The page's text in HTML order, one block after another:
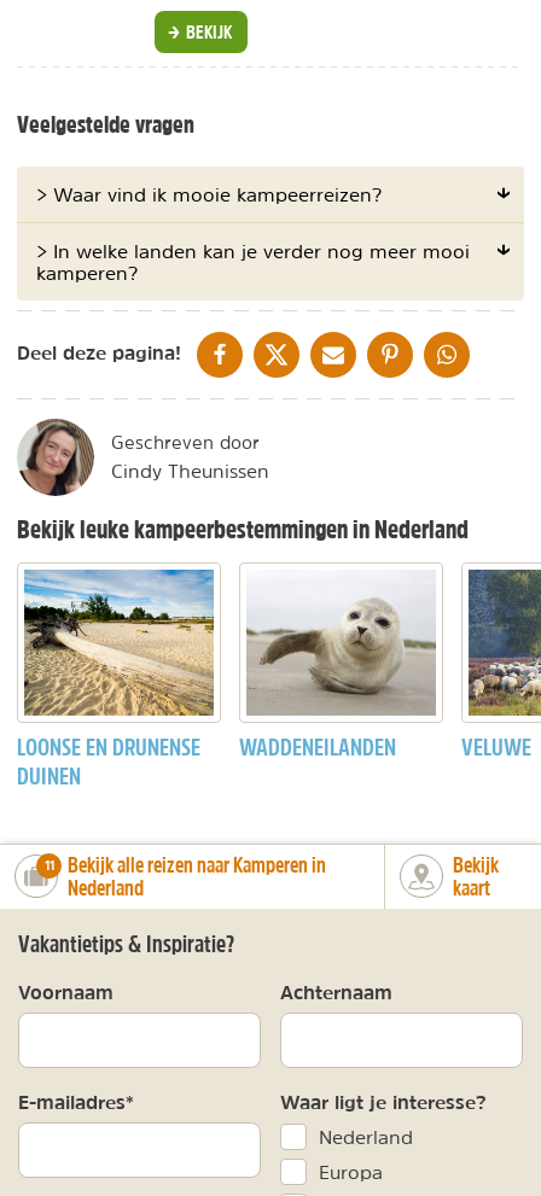
BEKIJK
Veelgestelde vragen
> Waar vind ik mooie kampeerreizen?
> In welke landen kan je verder nog meer mooi
kamperen?
Deel deze pagina! DELEN OP FACEBOOK
DELEN OP XDELEN VIA DE MAIL
DELEN OP PINTEREST
DELEN OP
Geschreven door
Cindy Theunissen
Bekijk leuke kampeerbestemmingen in Nederland
LOONSE EN DRUNENSE
DUINEN
WADDENEILANDEN VELUWE
number_of_trips:
11
Bekijk alle reizen naar Kamperen in
Nederland
Bekijk
kaart
Vakantietips & Inspiratie?
Voornaam Achternaam
E-mailadres* Waar ligt je interesse?
Nederland
Europa